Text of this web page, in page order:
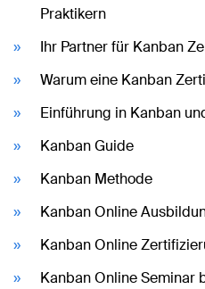
Praktikern
Ihr Partner für Kanban
Warum eine Kanban
Einführung in Kanban
Kanban Guide
Kanban Methode
Kanban Online
Kanban Online
Kanban Online Seminar